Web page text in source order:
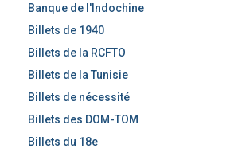
Banque de l'Indochine
Billets de 1940
Billets de la RCFTO
Billets de la Tunisie
Billets de nécessité
Billets des DOM-TOM
Billets du 18e